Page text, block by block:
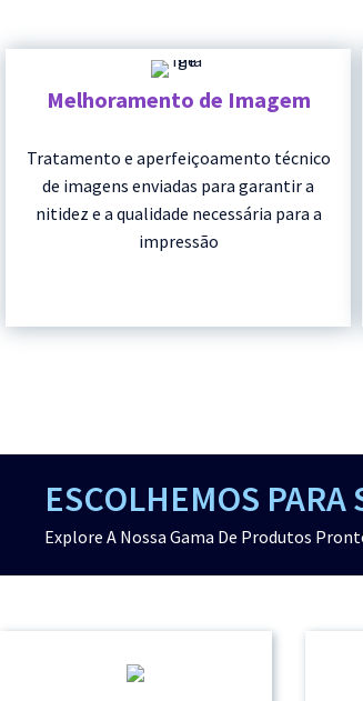
Melhoramento de Imagem
Tratamento e aperfeiçoamento técnico
de imagens enviadas para garantir a
nitidez e a qualidade necessária para a
impressão
ESCOLHEMOS PARA
Explore A Nossa Gama De Produtos